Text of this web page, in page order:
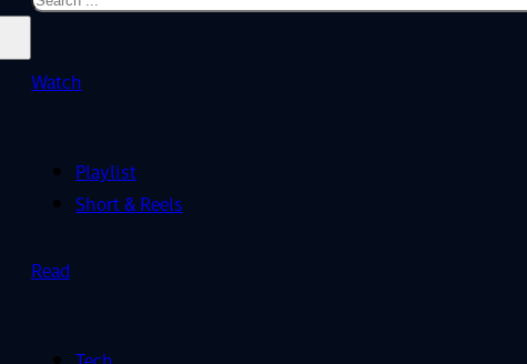
Watch
Playlist
Short & Reels
Read